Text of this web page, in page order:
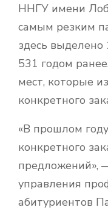
ННГУ имени
самым резким
здесь
531 годом
мест, которые
конкретного
«В прошлом
конкретного
предложений»,
управления
абитуриентов